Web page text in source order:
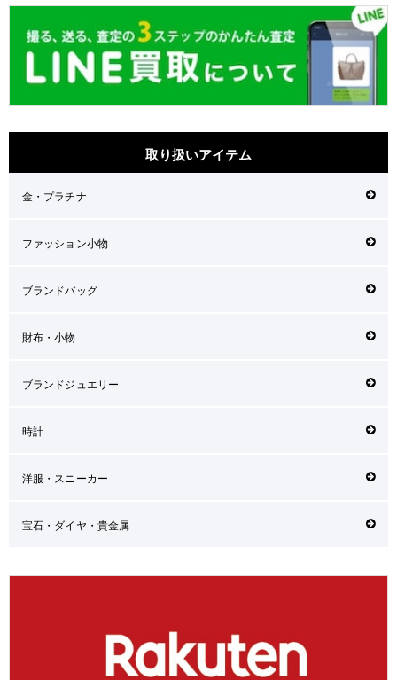
取り扱いアイテム
金・プラチナ
ファッション小物
ブランドバッグ
財布・小物
ブランドジュエリー
時計
洋服・スニーカー
宝石・ダイヤ・貴金属